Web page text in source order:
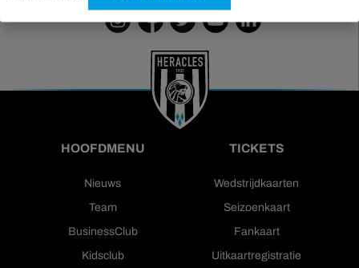
HOOFDMENU
Nieuws
Team
BusinessClub
Kidsclub
TICKETS
Wedstrijdkaarten
Seizoenkaart
Fankaart
Uitkaartregistratie